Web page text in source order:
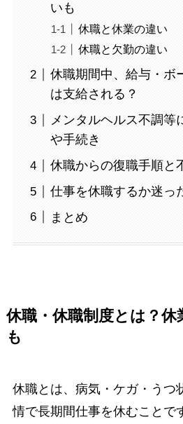
いも
休職と休業の違い
休職と欠勤の違い
休職期間中、給与・ボ
は支給される？
メンタルヘルス不調等
や手続き
休職からの復職手順と
仕事を休職するか迷っ
まとめ
休職・休職制度とは？
も
休職とは、病気・ケガ・うつ
情で長期間仕事を休むことで